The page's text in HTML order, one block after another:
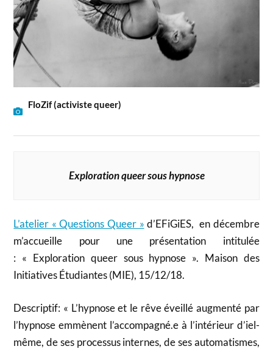
FloZif (activiste queer)
Exploration queer sous hypnose
L’atelier « Questions Queer » d’EFiGiES, en décembre
m’accueille pour une présentation intitulée
: « Exploration queer sous hypnose ». Maison des
Initiatives Étudiantes (MIE), 15/12/18.
Descriptif: « L’hypnose et le rêve éveillé augmenté par
l’hypnose emmènent l’accompagné.e à l’intérieur d’iel-
même, de ses processus internes, de ses automatismes,